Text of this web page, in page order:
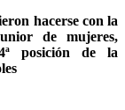
hacerse con la
de mujeres,
posición de la